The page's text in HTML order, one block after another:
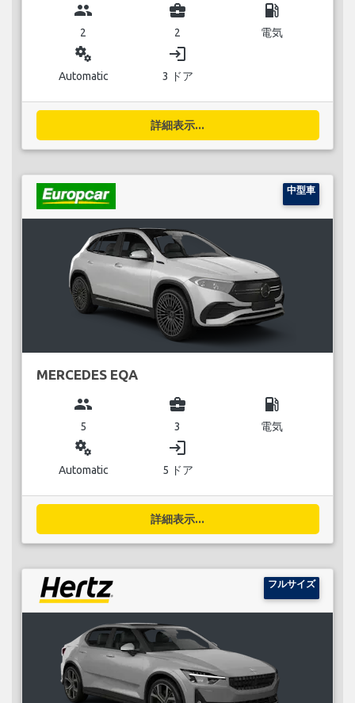
group
2
business_center
2
local_gas_station
電気
miscellaneous_services
Automatic
login
3 ドア
詳細表示...
中型車
MERCEDES EQA
group
5
business_center
3
local_gas_station
電気
miscellaneous_services
Automatic
login
5 ドア
詳細表示...
フルサイズ